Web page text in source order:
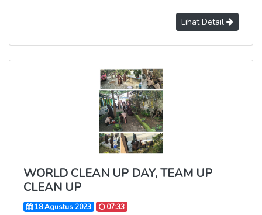
Lihat Detail
WORLD CLEAN UP DAY, TEAM UP
CLEAN UP
18 Agustus 2023 07:33